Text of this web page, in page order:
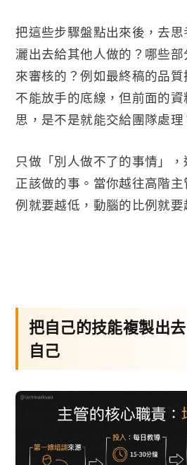
把這些步驟盤點出來後，去
灑出去給其他人做的？哪些
來審核的？例如最終稿的品
不能放手的底線，但前面的
思，是不是就能交給團隊處理
只做「別人做不了的事情」
正該做的事。當你越往高階
例就要越低，動腦的比例就要
把自己的技能複製出
自己